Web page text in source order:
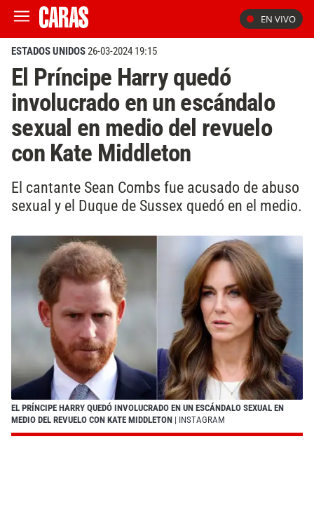
EN VIVO
ESTADOS UNIDOS26-03-2024 19:15
El Príncipe Harry quedó
involucrado en un escándalo
sexual en medio del revuelo
con Kate Middleton
El cantante Sean Combs fue acusado de abuso
sexual y el Duque de Sussex quedó en el medio.
EL PRÍNCIPE HARRY QUEDÓ INVOLUCRADO EN UN ESCÁNDALO SEXUAL EN
MEDIO DEL REVUELO CON KATE MIDDLETON | INSTAGRAM